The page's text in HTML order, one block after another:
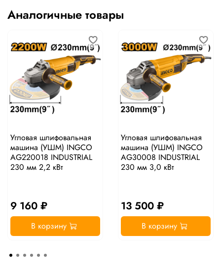
Аналогичные товары
Угловая шлифовальная
машина (УШМ) INGCO
AG220018 INDUSTRIAL
230 мм 2,2 кВт
9 160 ₽
В корзину
Угловая шлифовальная
машина (УШМ) INGCO
AG30008 INDUSTRIAL
230 мм 3,0 кВт
13 500 ₽
В корзину